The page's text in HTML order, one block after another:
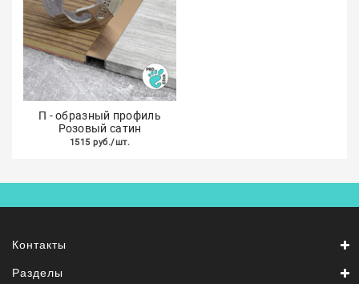
П - образный профиль
Розовый сатин
1515 руб./шт.
Контакты
Разделы